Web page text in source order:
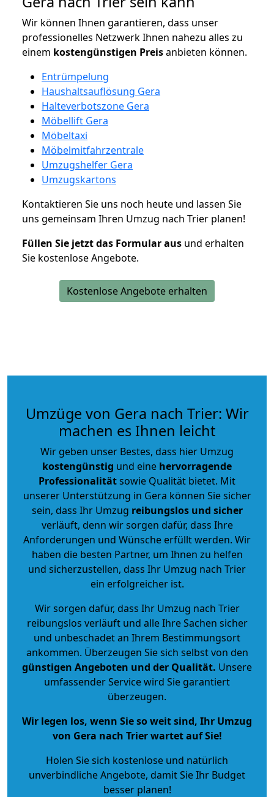
Wir können Ihnen garantieren, dass unser
professionelles Netzwerk Ihnen nahezu alles zu
einem kostengünstigen Preisanbieten können.
Entrümpelung
Haushaltsauflösung Gera
Halteverbotszone Gera
Möbellift Gera
Möbeltaxi
Möbelmitfahrzentrale
Umzugshelfer Gera
Umzugskartons
Kontaktieren Sie uns noch heute und lassen Sie
uns gemeinsam Ihren Umzug nach Trier planen!
Füllen Sie jetzt das Formular aus und erhalten
Sie kostenlose Angebote.
Kostenlose Angebote erhalten
Umzüge von Gera nach Trier: Wir
machen es Ihnen leicht
Wir geben unser Bestes, dass hier Umzug
kostengünstig und eine hervorragende
Professionalitätsowie Qualität bietet. Mit
unserer Unterstützung in Gera können Sie sicher
sein, dass Ihr Umzug reibungslos und sicher
verläuft, denn wir sorgen dafür, dass Ihre
Anforderungen und Wünsche erfüllt werden. Wir
haben die besten Partner, um Ihnen zu helfen
und sicherzustellen, dass Ihr Umzug nach Trier
ein erfolgreicher ist.
Wir sorgen dafür, dass Ihr Umzug nach Trier
reibungslos verläuft und alle Ihre Sachen sicher
und unbeschadet an Ihrem Bestimmungsort
ankommen. Überzeugen Sie sich selbst von den
günstigen Angeboten und der Qualität. Unsere
umfassender Service wird Sie garantiert
überzeugen.
Wir legen los, wenn Sie so weit sind, Ihr Umzug
von Gera nach Trier wartet auf Sie!
Holen Sie sich kostenlose und natürlich
unverbindliche Angebote, damit Sie Ihr Budget
besser planen!